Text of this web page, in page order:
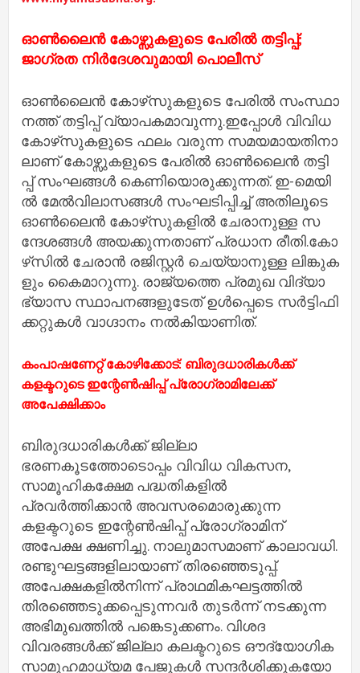
ഓണ്‍ലൈന്‍ കോഴ്സുകളുടെ പേരില്‍ തട്ടിപ്പ്​;
ജാഗ്രത നിര്‍ദേശവുമായി പൊലീസ്
ഓ​ണ്‍​ലൈ​ന്‍ കോ​ഴ്​​സു​ക​ളു​ടെ പേ​രി​ല്‍ സം​സ്ഥാ​
ന​ത്ത്​ ത​ട്ടി​പ്പ്​ വ്യാ​പ​ക​മാ​വു​ന്നു.ഇ​പ്പോ​ള്‍ വി​വി​ധ
കോ​ഴ്‌​സു​ക​ളു​ടെ ഫ​ലം വ​രു​ന്ന സ​മ​യ​മാ​യ​തി​നാ​
ലാ​ണ്​ കോ​ഴ്സു​ക​ളു​ടെ പേ​രി​ല്‍ ഓ​ണ്‍​ലൈ​ന്‍ ത​ട്ടി​
പ്പ്​ സം​ഘ​ങ്ങ​ള്‍ കെ​ണി​യൊ​രു​ക്കു​ന്ന​ത്. ഇ-​മെ​യി​
ല്‍ മേ​ല്‍​വി​ലാ​സ​ങ്ങ​ള്‍ സം​ഘ​ടി​പ്പി​ച്ച്‌​ അ​തി​ലൂ​ടെ
ഓ​ണ്‍​​ലൈ​ന്‍ കോ​ഴ്​​സു​ക​ളി​ല്‍ ​ചേ​രാ​നു​ള്ള സ​
ന്ദേ​ശ​ങ്ങ​ള്‍ അ​യ​ക്കു​ന്ന​താ​ണ്​ പ്ര​ധാ​ന രീ​തി.കോ​
ഴ്​​സി​ല്‍ ചേ​രാ​ന്‍ ര​ജി​സ്റ്റ​ര്‍ ചെ​യ്യാ​നു​ള്ള ലി​ങ്കു​ക​
ളും കൈ​മാ​റു​ന്നു. രാ​ജ്യ​ത്തെ പ്ര​മു​ഖ വി​ദ്യാ​
ഭ്യാ​സ സ്ഥാ​പ​ന​ങ്ങ​ളു​ടേ​ത്​ ഉ​ള്‍​പ്പെ​ടെ സ​ര്‍​ട്ടി​ഫി​
ക്ക​റ്റു​ക​ള്‍ ​വാ​ഗ്ദാ​നം ന​ല്‍​കി​യാ​ണി​ത്.
കംപാഷണേറ്റ് കോഴിക്കോട്: ബിരുദധാരികൾക്ക്
കളക്ടറുടെ ഇന്റേൺഷിപ്പ് പ്രോഗ്രാമിലേക്ക്
അപേക്ഷിക്കാം
ബിരുദധാരികൾക്ക് ജില്ലാ
ഭരണകൂടത്തോടൊപ്പം വിവിധ വികസന,
സാമൂഹികക്ഷേമ പദ്ധതികളിൽ
പ്രവർത്തിക്കാൻ അവസരമൊരുക്കുന്ന
കളക്ടറുടെ ഇന്റേൺഷിപ്പ് പ്രോഗ്രാമിന്
അപേക്ഷ ക്ഷണിച്ചു. നാലുമാസമാണ് കാലാവധി.
രണ്ടുഘട്ടങ്ങളിലായാണ്‌ തിരഞ്ഞെടുപ്പ്.
അപേക്ഷകളിൽനിന്ന് പ്രാഥമികഘട്ടത്തിൽ
തിരഞ്ഞെടുക്കപ്പെടുന്നവർ തുടർന്ന് നടക്കുന്ന
അഭിമുഖത്തിൽ പങ്കെടുക്കണം. വിശദ
വിവരങ്ങൾക്ക് ജില്ലാ കലക്ടറുടെ ഔദ്യോഗിക
സാമൂഹമാധ്യമ പേജുകൾ സന്ദർശിക്കുകയോ